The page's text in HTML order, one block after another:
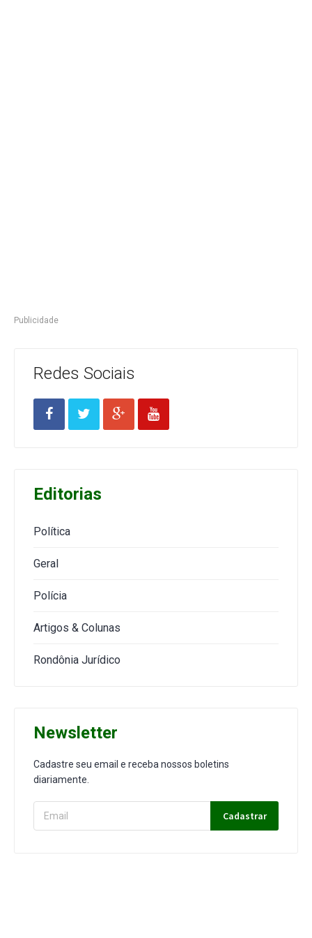
Publicidade
Redes Sociais
Editorias
Política
Geral
Polícia
Artigos & Colunas
Rondônia Jurídico
Newsletter
Cadastre seu email e receba nossos boletins
diariamente.
Cadastrar